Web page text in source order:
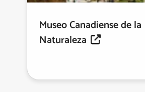
Museo Canadiense de la
Naturaleza